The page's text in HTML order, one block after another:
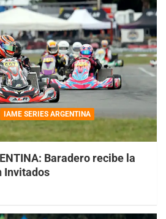
IAME SERIES ARGENTINA
Baradero recibe la
Invitados